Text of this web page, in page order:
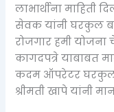
लाभार्थीना माहिती
सेवक यांनी घरकुल
रोजगार हमी
कागदपत्रे याबाबत
कदम ऑपरेटर घरकुल
श्रीमती खापे यांनी